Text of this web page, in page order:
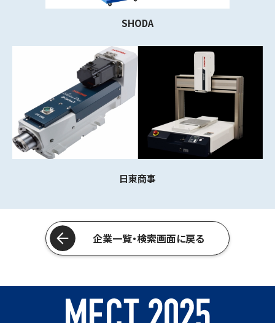
SHODA
日東商事
企業一覧・検索画面に戻る